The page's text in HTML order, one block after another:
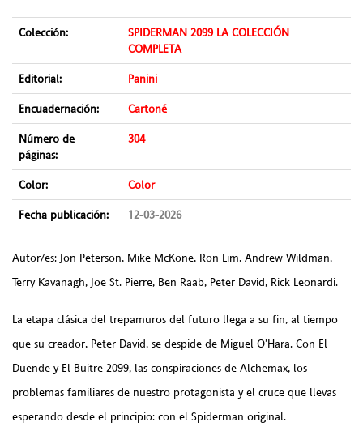
Colección:
SPIDERMAN 2099 LA COLECCIÓN
COMPLETA
Editorial:
Panini
Encuadernación:
Cartoné
Número de
páginas:
304
Color:
Color
Fecha publicación:
12-03-2026
Autor/es: Jon Peterson, Mike McKone, Ron Lim, Andrew Wildman,
Terry Kavanagh, Joe St. Pierre, Ben Raab, Peter David, Rick Leonardi.
La etapa clásica del trepamuros del futuro llega a su fin, al tiempo
que su creador, Peter David, se despide de Miguel O’Hara. Con El
Duende y El Buitre 2099, las conspiraciones de Alchemax, los
problemas familiares de nuestro protagonista y el cruce que llevas
esperando desde el principio: con el Spiderman original.